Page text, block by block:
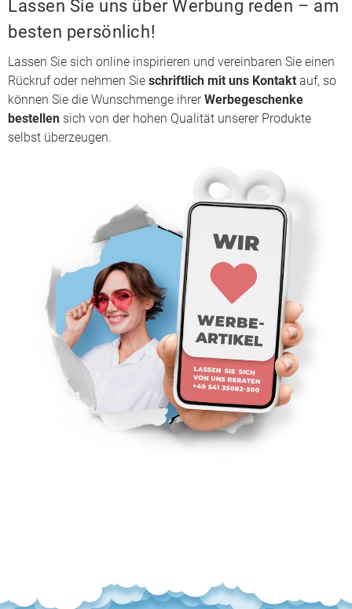
Lassen Sie uns über Werbung reden – am
besten persönlich!
Lassen Sie sich online inspirieren und vereinbaren Sie einen
Rückruf oder nehmen Sie schriftlich mit uns Kontakt auf, so
können Sie die Wunschmenge ihrerWerbegeschenke
bestellen sich von der hohen Qualität unserer Produkte
selbst überzeugen.